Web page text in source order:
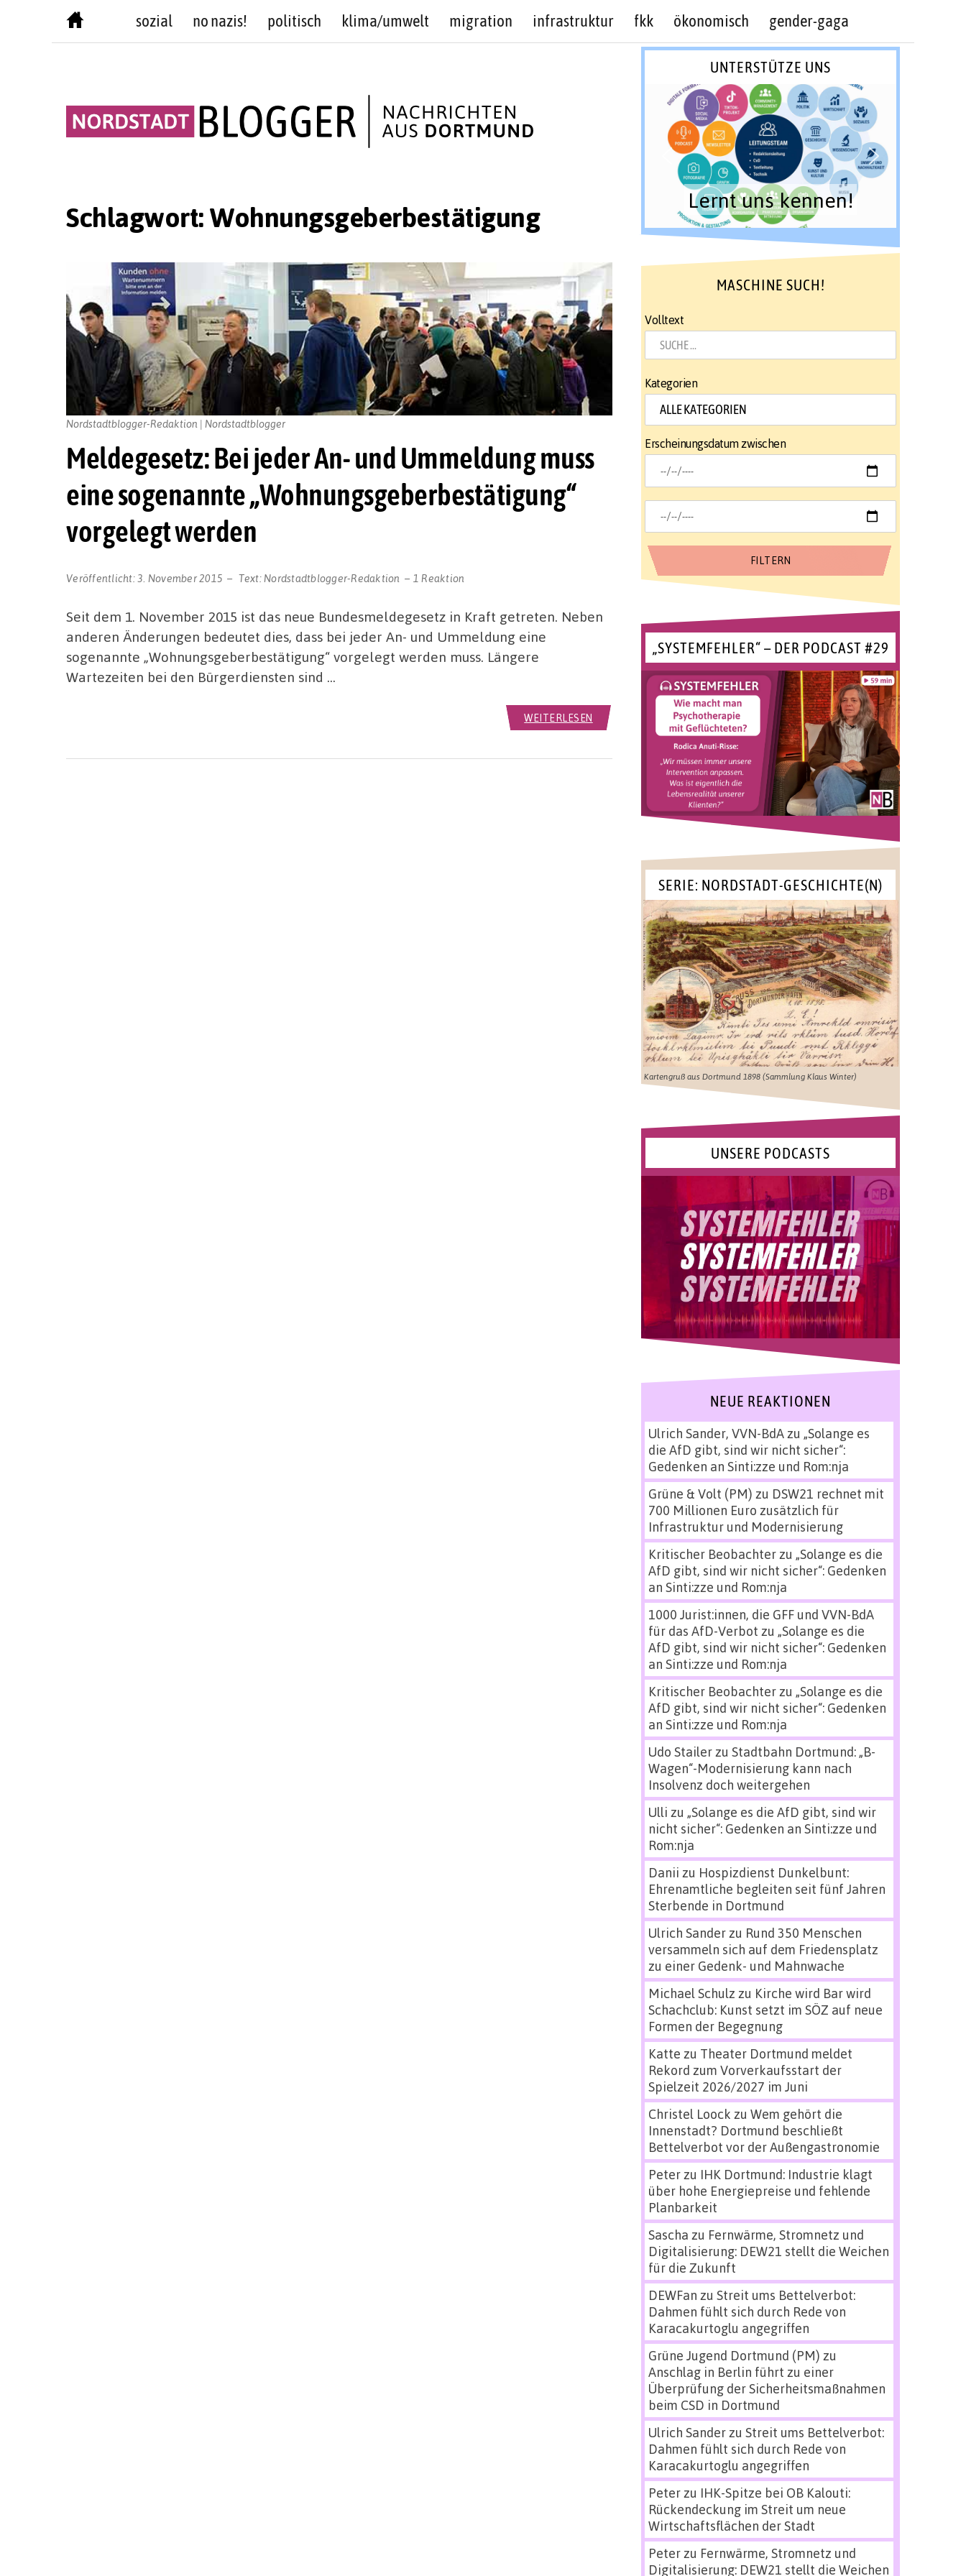
sozial no nazis! politisch klima/umwelt migration infrastruktur fkk ökonomisch gender-gaga
Schlagwort:Wohnungsgeberbestätigung
Meldegesetz: Bei jeder An- und Ummeldung muss
eine sogenannte „Wohnungsgeberbestätigung“
vorgelegt werden
Veröffentlicht:3. November 2015 Text: Nordstadtblogger-Redaktion 1 Reaktion
Nordstadtblogger-Redaktion | Nordstadtblogger
Seit dem 1. November 2015 ist das neue Bundesmeldegesetz in Kraft getreten. Neben
anderen Änderungen bedeutet dies, dass bei jeder An- und Ummeldung eine
sogenannte „Wohnungsgeberbestätigung“ vorgelegt werden muss. Längere
Wartezeiten bei den Bürgerdiensten sind …
WEITERLESEN
UNTERSTÜTZE UNS
Lernt uns kennen!
MASCHINE SUCH!
Volltext
Kategorien
Erscheinungsdatum zwischen
„SYSTEMFEHLER“ – DER PODCAST #29
SERIE: NORDSTADT-GESCHICHTE(N)
Kartengruß aus Dortmund 1898 (Sammlung Klaus Winter)
UNSERE PODCASTS
NEUE REAKTIONEN
Ulrich Sander, VVN-BdAzu „Solange es
die AfD gibt, sind wir nicht sicher“:
Gedenken an Sinti:zze und Rom:nja
Grüne & Volt (PM) zu DSW21 rechnet mit
700 Millionen Euro zusätzlich für
Infrastruktur und Modernisierung
Kritischer Beobachterzu „Solange es die
AfD gibt, sind wir nicht sicher“: Gedenken
an Sinti:zze und Rom:nja
1000 Jurist:innen, die GFF und VVN-BdA
für das AfD-Verbot zu „Solange es die
AfD gibt, sind wir nicht sicher“: Gedenken
an Sinti:zze und Rom:nja
Kritischer Beobachterzu „Solange es die
AfD gibt, sind wir nicht sicher“: Gedenken
an Sinti:zze und Rom:nja
Udo Stailerzu Stadtbahn Dortmund: „B-
Wagen“-Modernisierung kann nach
Insolvenz doch weitergehen
Ulli zu „Solange es die AfD gibt, sind wir
nicht sicher“: Gedenken an Sinti:zze und
Rom:nja
Danii zu Hospizdienst Dunkelbunt:
Ehrenamtliche begleiten seit fünf Jahren
Sterbende in Dortmund
Ulrich Sanderzu Rund 350 Menschen
versammeln sich auf dem Friedensplatz
zu einer Gedenk- und Mahnwache
Michael Schulz zu Kirche wird Bar wird
Schachclub: Kunst setzt im SÖZ auf neue
Formen der Begegnung
Katte zu Theater Dortmund meldet
Rekord zum Vorverkaufsstart der
Spielzeit 2026/2027 im Juni
Christel Loock zu Wem gehört die
Innenstadt? Dortmund beschließt
Bettelverbot vor der Außengastronomie
Peterzu IHK Dortmund: Industrie klagt
über hohe Energiepreise und fehlende
Planbarkeit
Sascha zu Fernwärme, Stromnetz und
Digitalisierung: DEW21 stellt die Weichen
für die Zukunft
DEWFan zu Streit ums Bettelverbot:
Dahmen fühlt sich durch Rede von
Karacakurtoglu angegriffen
Grüne Jugend Dortmund (PM) zu
Anschlag in Berlin führt zu einer
Überprüfung der Sicherheitsmaßnahmen
beim CSD in Dortmund
Ulrich Sanderzu Streit ums Bettelverbot:
Dahmen fühlt sich durch Rede von
Karacakurtoglu angegriffen
Peterzu IHK-Spitze bei OB Kalouti:
Rückendeckung im Streit um neue
Wirtschaftsflächen der Stadt
Peterzu Fernwärme, Stromnetz und
Digitalisierung: DEW21 stellt die Weichen